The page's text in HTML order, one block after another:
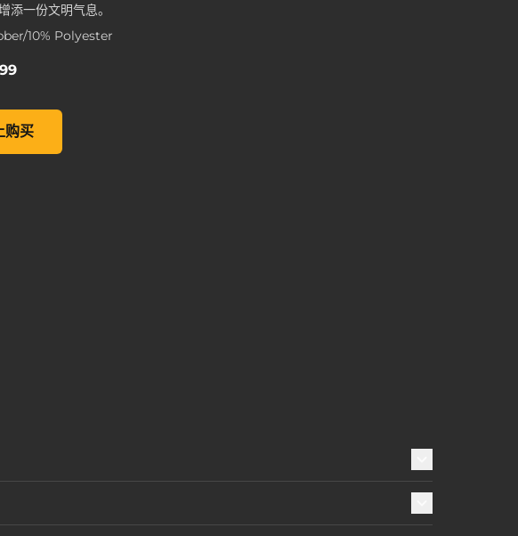
添一份文明气息。
10% Polyester
购买
》鼠标垫, , US$34.99